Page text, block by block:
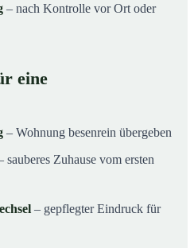
– nach Kontrolle vor Ort oder
eine
– Wohnung besenrein übergeben
sauberes Zuhause vom ersten
– gepflegter Eindruck für